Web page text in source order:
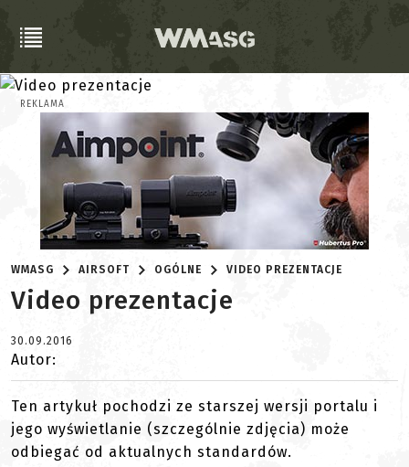
REKLAMA
WMASG AIRSOFT OGÓLNE VIDEO PREZENTACJE
Video prezentacje
30.09.2016
Autor:
Ten artykuł pochodzi ze starszej wersji portalu i
jego wyświetlanie (szczególnie zdjęcia) może
odbiegać od aktualnych standardów.